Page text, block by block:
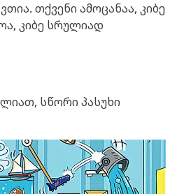
თქვენი ამოცანაა, კიბე
კიბე სრულიად
სწორი პასუხი